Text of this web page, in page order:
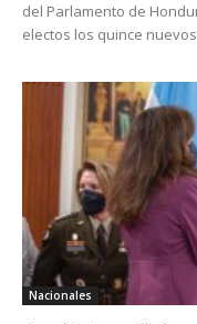
del Parlamento de
electos los quince
Nacionales